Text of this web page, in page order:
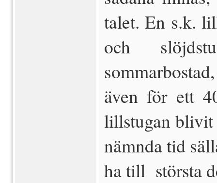
talet. En s.k.
och
även för ett
lillstugan blivit
nämnda tid
ha till största